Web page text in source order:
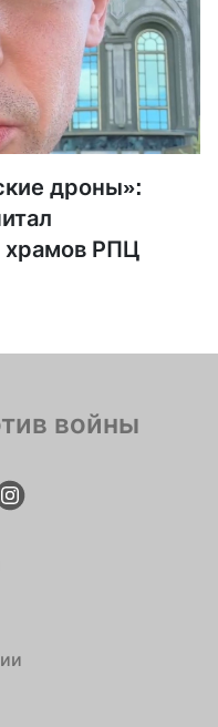
дроны»:
храмов РПЦ
войны